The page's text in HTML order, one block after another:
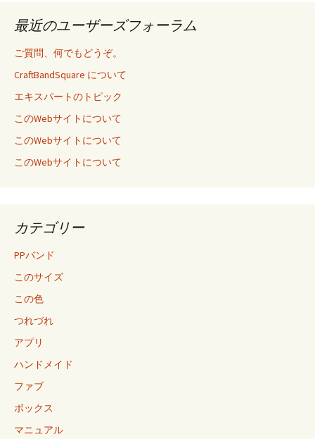
最近のユーザーズフォーラム
ご質問、何でもどうぞ。
CraftBandSquare について
エキスパートのトピック
このWebサイトについて
このWebサイトについて
このWebサイトについて
カテゴリー
PPバンド
このサイズ
この色
つれづれ
アプリ
ハンドメイド
ファブ
ボックス
マニュアル